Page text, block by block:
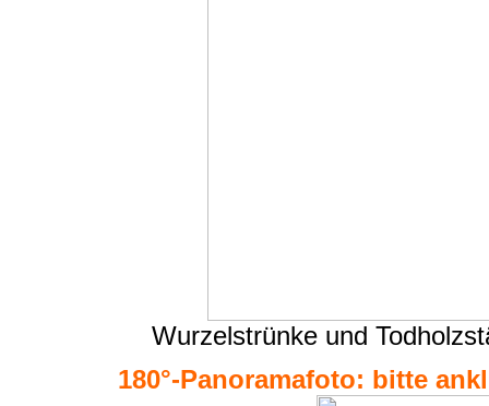
Wurzelstrünke und
180°-Panoramafoto: bitte